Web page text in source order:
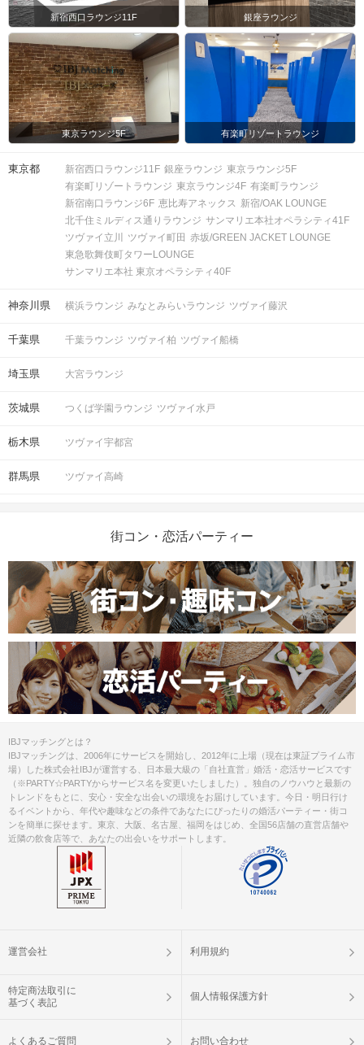
新宿西口ラウンジ11F 銀座ラウンジ
東京ラウンジ5F 有楽町リゾートラウンジ
東京都 新宿西口ラウンジ11F 銀座ラウンジ 東京ラウンジ5F
有楽町リゾートラウンジ 東京ラウンジ4F 有楽町ラウンジ
新宿南口ラウンジ6F 恵比寿アネックス 新宿/OAK LOUNGE
北千住ミルディス通りラウンジ サンマリエ本社オペラシティ41F
ツヴァイ立川
ツヴァイ町田 赤坂/GREEN JACKET LOUNGE
東急歌舞伎町タワーLOUNGE
サンマリエ本社 東京オペラシティ40F
神奈川県 横浜ラウンジ みなとみらいラウンジ ツヴァイ藤沢
千葉県 千葉ラウンジ ツヴァイ柏 ツヴァイ船橋
埼玉県 大宮ラウンジ
茨城県 つくば学園ラウンジ ツヴァイ水戸
栃木県 ツヴァイ宇都宮
群馬県 ツヴァイ高崎
街コン・恋活パーティー
IBJマッチングとは？
IBJマッチングは、2006年にサービスを開始し、2012年に上場（現在は東証プライム市
場）した株式会社IBJが運営する、日本最大級の「自社直営」婚活・恋活サービスです
（※PARTY☆PARTYからサービス名を変更いたしました）。独自のノウハウと最新の
トレンドをもとに、安心・安全な出会いの環境をお届けしています。今日・明日行け
るイベントから、年代や趣味などの条件であなたにぴったりの婚活パーティー・街コ
ンを簡単に探せます。東京、大阪、名古屋、福岡をはじめ、全国56店舗の直営店舗や
近隣の飲食店等で、あなたの出会いをサポートします。
運営会社 利用規約
特定商法取引に
基づく表記
個人情報保護方針
よくあるご質問 お問い合わせ